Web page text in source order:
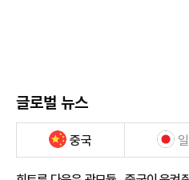
글로벌 뉴스
중국